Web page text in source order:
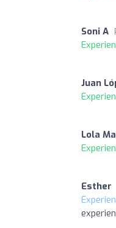
Soni A
Juan
Lola
Esther